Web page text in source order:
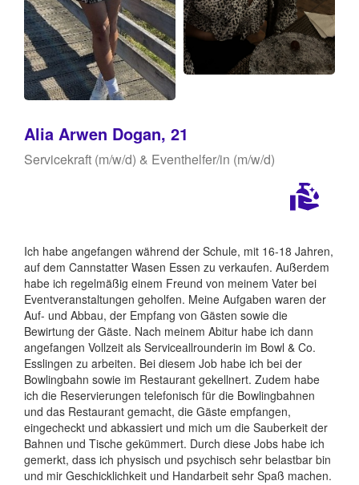
Alia Arwen Dogan, 21
Servicekraft (m/w/d) & Eventhelfer/in (m/w/d)
Ich habe angefangen während der Schule, mit 16-18 Jahren,
auf dem Cannstatter Wasen Essen zu verkaufen. Außerdem
habe ich regelmäßig einem Freund von meinem Vater bei
Eventveranstaltungen geholfen. Meine Aufgaben waren der
Auf- und Abbau, der Empfang von Gästen sowie die
Bewirtung der Gäste. Nach meinem Abitur habe ich dann
angefangen Vollzeit als Serviceallrounderin im Bowl & Co.
Esslingen zu arbeiten. Bei diesem Job habe ich bei der
Bowlingbahn sowie im Restaurant gekellnert. Zudem habe
ich die Reservierungen telefonisch für die Bowlingbahnen
und das Restaurant gemacht, die Gäste empfangen,
eingecheckt und abkassiert und mich um die Sauberkeit der
Bahnen und Tische gekümmert. Durch diese Jobs habe ich
gemerkt, dass ich physisch und psychisch sehr belastbar bin
und mir Geschicklichkeit und Handarbeit sehr Spaß machen.